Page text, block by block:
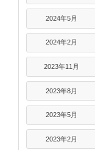
2024年5月
2024年2月
2023年11月
2023年8月
2023年5月
2023年2月